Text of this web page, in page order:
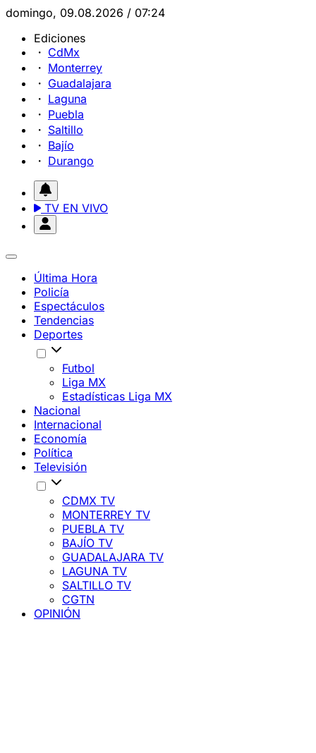
domingo, 09.08.2026 / 07:24
Ediciones
CdMx
Monterrey
Guadalajara
Laguna
Puebla
Saltillo
Bajío
Durango
TV EN VIVO
Última Hora
Policía
Espectáculos
Tendencias
Deportes
Futbol
Liga MX
Estadísticas Liga MX
Nacional
Internacional
Economía
Política
Televisión
CDMX TV
MONTERREY TV
PUEBLA TV
BAJÍO TV
GUADALAJARA TV
LAGUNA TV
SALTILLO TV
CGTN
OPINIÓN